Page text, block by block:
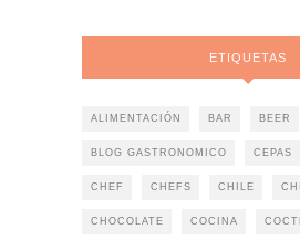
ETIQUETAS
ALIMENTACIÓN BAR BEER
BLOG GASTRONOMICO CEPAS
CHEF CHEFS CHILE
CHOCOLATE COCINA